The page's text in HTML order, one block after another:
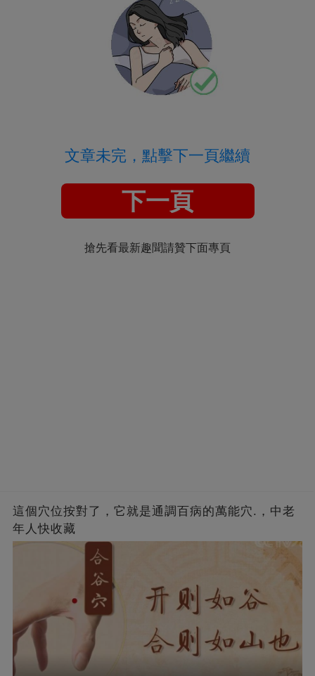
文章未完，點擊下一頁繼續
下一頁
搶先看最新趣聞請贊下面專頁
這個穴位按對了，它就是通調百病的萬能穴.，中老
年人快收藏